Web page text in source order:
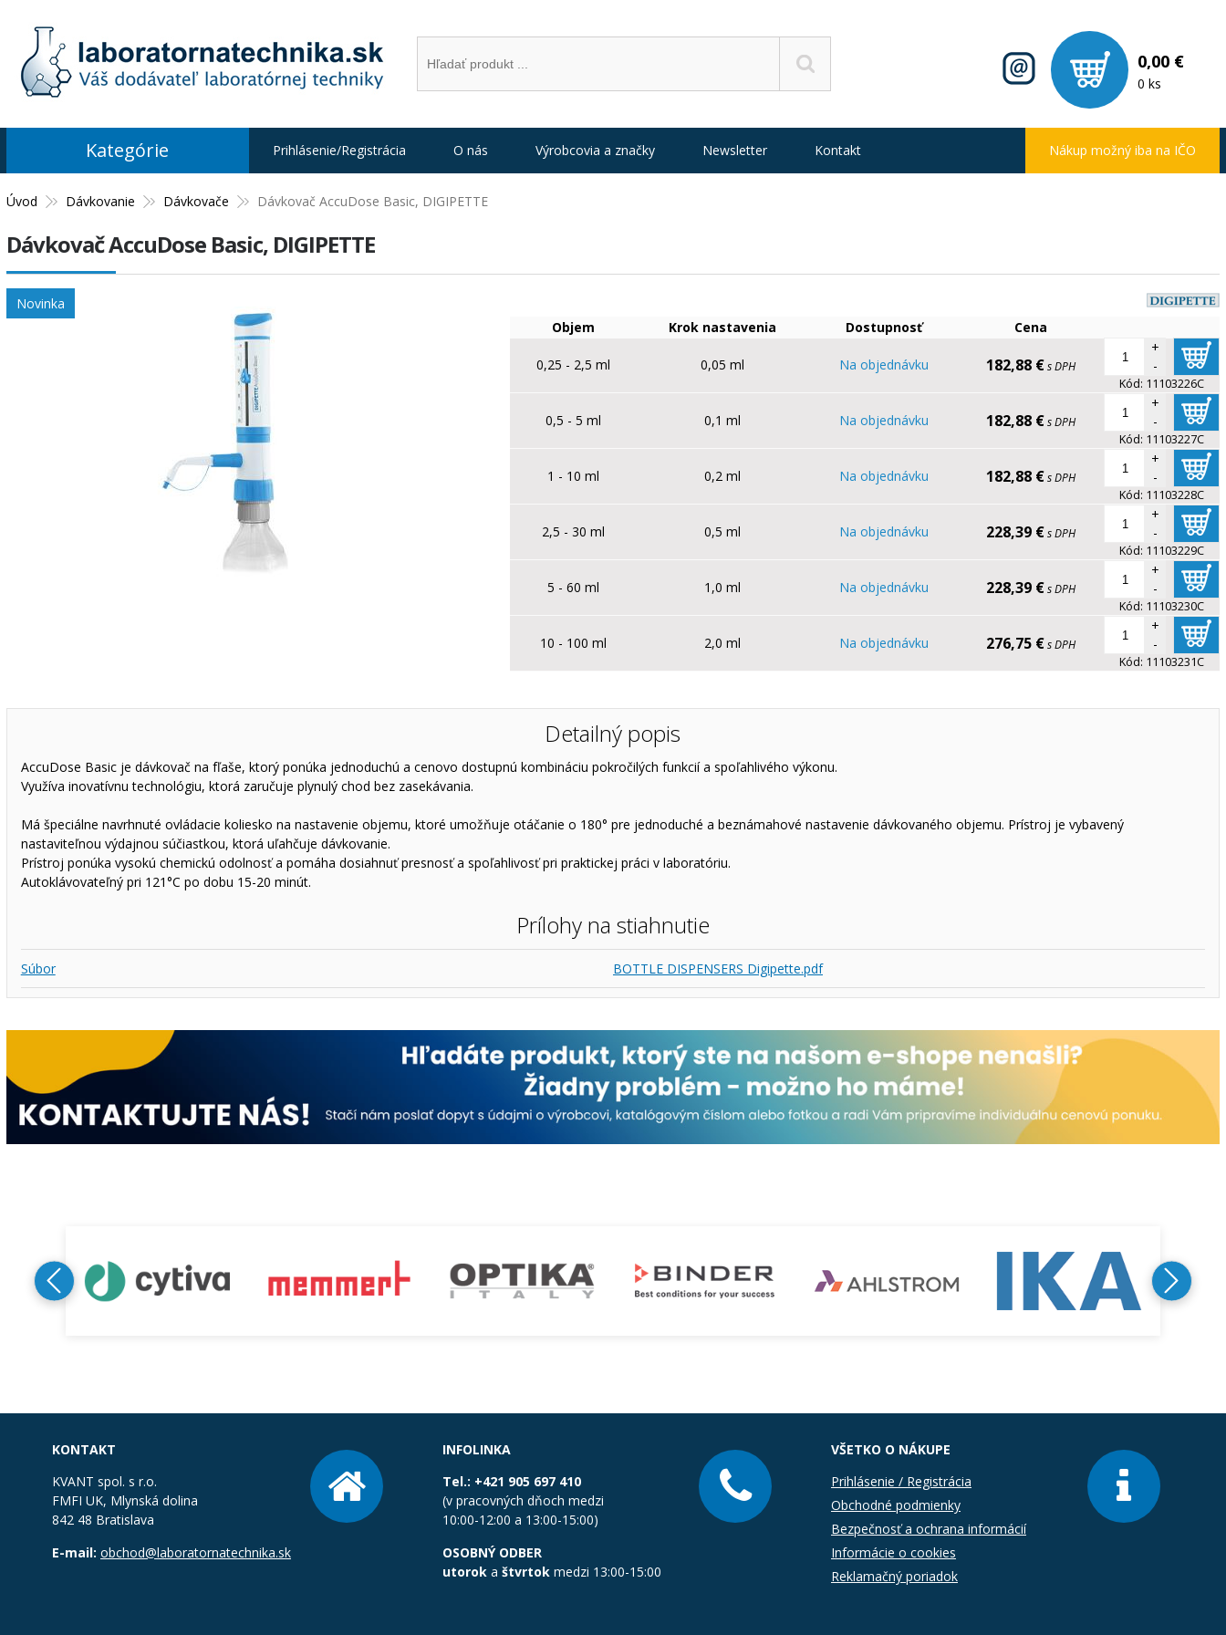
0,00 €
0 ks
Úvod Dávkovanie Dávkovače Dávkovač AccuDose Basic, DIGIPETTE
Dávkovač AccuDose Basic, DIGIPETTE
Novinka
Objem
Krok nastavenia Dostupnosť Cena
0,25 - 2,5 ml 0,05 ml Na objednávku 182,88 € s DPH
+
-
Kód: 11103226C
0,5 - 5 ml 0,1 ml Na objednávku 182,88 € s DPH
+
-
Kód: 11103227C
1 - 10 ml 0,2 ml Na objednávku 182,88 € s DPH
+
-
Kód: 11103228C
2,5 - 30 ml 0,5 ml Na objednávku 228,39 € s DPH
+
-
Kód: 11103229C
5 - 60 ml 1,0 ml Na objednávku 228,39 € s DPH
+
-
Kód: 11103230C
10 - 100 ml 2,0 ml Na objednávku 276,75 € s DPH
+
-
Kód: 11103231C
Detailný popis
AccuDose Basic je dávkovač na fľaše, ktorý ponúka jednoduchú a cenovo dostupnú kombináciu pokročilých funkcií a spoľahlivého výkonu.
Využíva inovatívnu technológiu, ktorá zaručuje plynulý chod bez zasekávania.
Má špeciálne navrhnuté ovládacie koliesko na nastavenie objemu, ktoré umožňuje otáčanie o 180° pre jednoduché a beznámahové nastavenie dávkovaného objemu. Prístroj je vybavený
nastaviteľnou výdajnou súčiastkou, ktorá uľahčuje dávkovanie.
Prístroj ponúka vysokú chemickú odolnosť a pomáha dosiahnuť presnosť a spoľahlivosť pri praktickej práci v laboratóriu.
Autoklávovateľný pri 121°C po dobu 15-20 minút.
Prílohy na stiahnutie
Súbor BOTTLE DISPENSERS Digipette.pdf
Kategórie Prihlásenie/Registrácia O nás Výrobcovia a značky Newsletter Kontakt Nákup možný iba na IČO
KONTAKT
KVANT spol. s r.o.
FMFI UK, Mlynská dolina
842 48 Bratislava
E-mail: obchod@laboratornatechnika.sk
INFOLINKA
Tel.: +421 905 697 410
(v pracovných dňoch medzi
10:00-12:00 a 13:00-15:00)
OSOBNÝ ODBER
utorok a štvrtok medzi 13:00-15:00
VŠETKO O NÁKUPE
Prihlásenie / Registrácia
Obchodné podmienky
Bezpečnosť a ochrana informácií
Informácie o cookies
Reklamačný poriadok